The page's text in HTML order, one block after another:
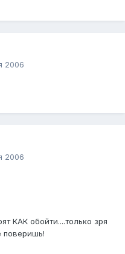
2006
2006
КАК обойти....только зря
поверишь!